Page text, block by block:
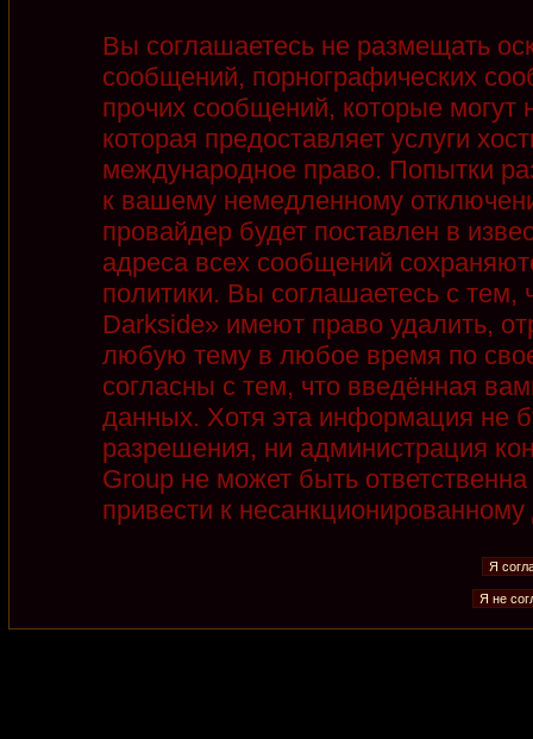
Вы соглашаетесь не размещать
сообщений, порнографических
прочих сообщений, которые
которая предоставляет услуги
международное право. Попытки
к вашему немедленному
провайдер будет поставлен в
адреса всех сообщений
политики. Вы соглашаетесь с
Darkside» имеют право удалить,
любую тему в любое время по
согласны с тем, что введённая
данных. Хотя эта информация не
разрешения, ни администрация
Group не может быть
привести к несанкционированному